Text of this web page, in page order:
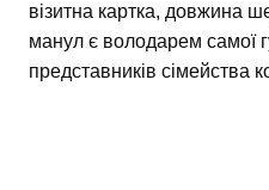
візитна картка, довжина
манул є володарем самої
представників сімейства